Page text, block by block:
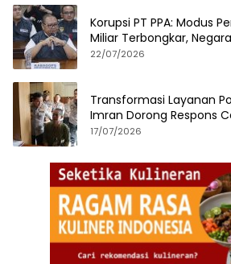
Korupsi PT PPA: Modus
Miliar Terbongkar,
22/07/2026
Transformasi Layanan
Imran Dorong Respons
Terintegrasi
17/07/2026